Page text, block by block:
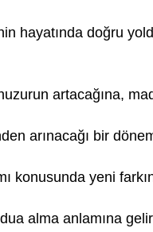
doğru
artacağına,
arınacağı bir
konusunda yeni
alma anlamına